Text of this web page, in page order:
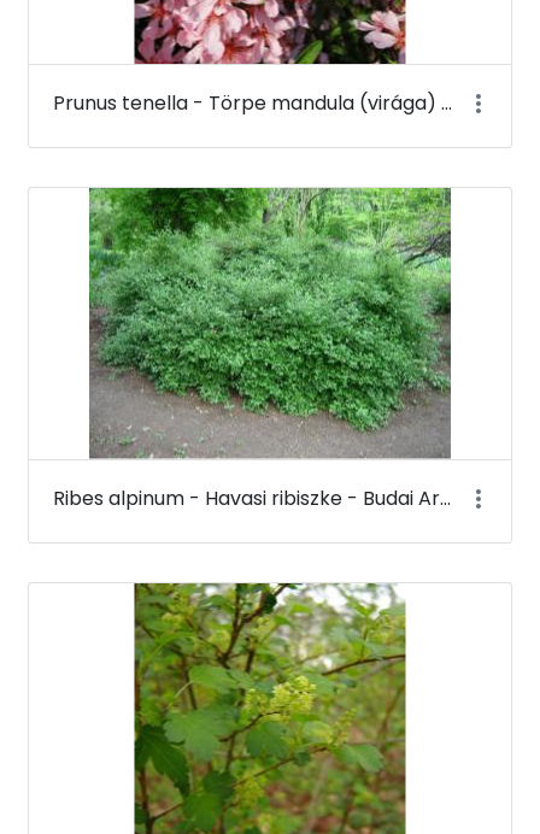
Prunus tenella - Törpe mandula (virága) - Budai Arborétum
Ribes alpinum - Havasi ribiszke - Budai Arborétum